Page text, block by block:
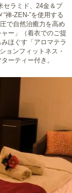
セラミド、24金＆プ
禅-ZEN‐”を使用する
で自然治癒力を高め
ー」（着衣でのご提
ほぐす「アロマテラ
ョンフィットネス・
ーティー付き。